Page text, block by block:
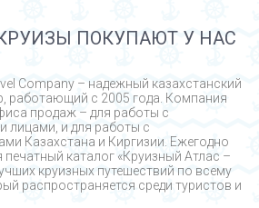
ПОКУПАЮТ У НАС
Company – надежный казахстанский
работающий с 2005 года. Компания
продаж – для работы с
лицами, и для работы с
Казахстана и Киргизии. Ежегодно
печатный каталог «Круизный Атлас –
круизных путешествий по всему
распространяется среди туристов и